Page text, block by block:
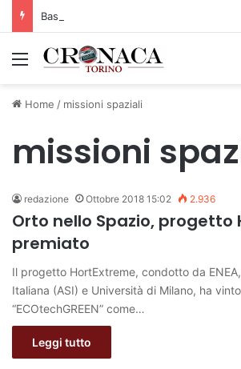
Menu
Home / missioni spaziali
missioni
redazione Ottobre 2018 15:02 2.936
Orto nello Spazio, progetto
premiato
Il progetto HortExtreme, condotto da
Italiana (ASI) e Università di Milano, ha
“ECOtechGREEN” come…
Leggi tutto